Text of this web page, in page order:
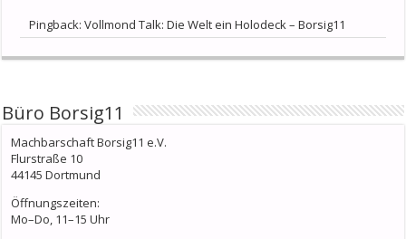
Pingback:Vollmond Talk: Die Welt ein Holodeck – Borsig11
Büro Borsig11
Machbarschaft Borsig11 e.V.
Flurstraße 10
44145 Dortmund
Öffnungszeiten:
Mo–Do, 11–15 Uhr